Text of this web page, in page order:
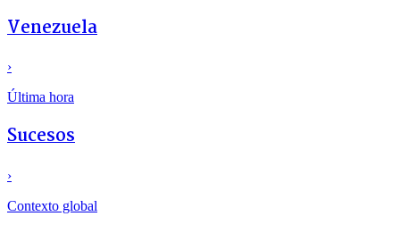
Venezuela
›
Última hora
Sucesos
›
Contexto global